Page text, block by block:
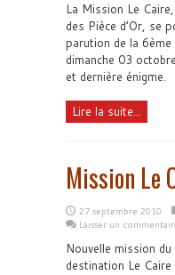
La Mission Le
des Pièce d’Or, se
parution de la
dimanche 03
et dernière énigme.
Lire la suite...
Mission Le
27 septembre 2010
Laisser un
Nouvelle mission
destination Le Caire